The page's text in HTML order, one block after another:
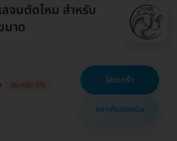
จนตัดไหม สำหรับ
นาด
ประหยัด 0% ใส่ตะกร้า
แชทกับแอดมิน